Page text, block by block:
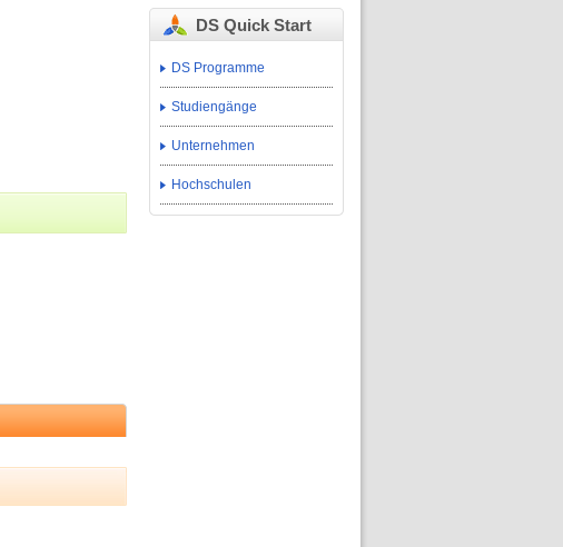
DS Quick Start
DS Programme
Studiengänge
Unternehmen
Hochschulen